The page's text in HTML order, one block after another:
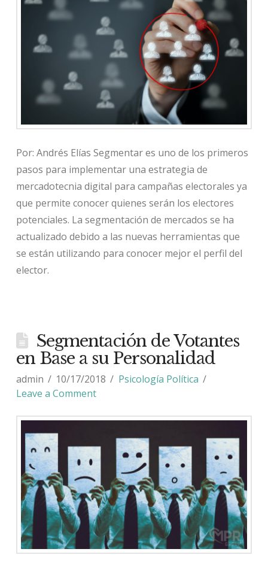
Por: Andrés Elías Segmentar es uno de los primeros
pasos para implementar una estrategia de
mercadotecnia digital para campañas electorales ya
que permite conocer quienes serán los electores
potenciales. La segmentación de mercados se ha
actualizado debido a las nuevas herramientas que
se están utilizando para conocer mejor el perfil del
elector.
Segmentación de Votantes
en Base a su Personalidad
admin 10/17/2018
Psicología Política
Leave a Comment